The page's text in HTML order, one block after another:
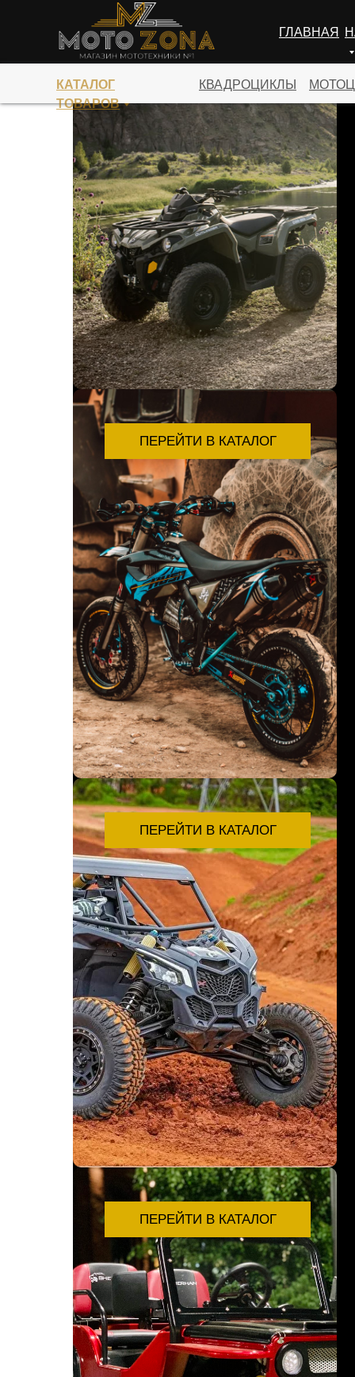
ГЛАВНАЯ
КАТАЛОГ
ТОВАРОВ
КВАДРОЦИКЛЫ
ПЕРЕЙТИ В КАТАЛОГ
ПЕРЕЙТИ В КАТАЛОГ
ПЕРЕЙТИ В КАТАЛОГ
ПЕРЕЙТИ В КАТАЛОГ